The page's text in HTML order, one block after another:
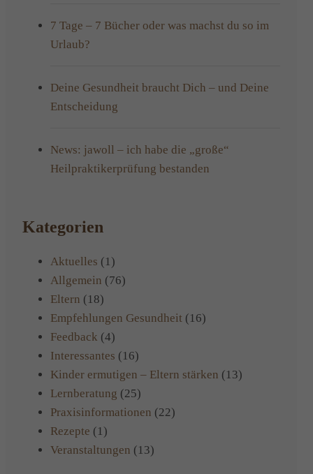
7 Tage – 7 Bücher oder was machst du so im
Urlaub?
Deine Gesundheit braucht Dich – und Deine
Entscheidung
News: jawoll – ich habe die „große“
Heilpraktikerprüfung bestanden
Kategorien
Aktuelles (1)
Allgemein (76)
Eltern (18)
Empfehlungen Gesundheit (16)
Feedback (4)
Interessantes (16)
Kinder ermutigen – Eltern stärken (13)
Lernberatung (25)
Praxisinformationen (22)
Rezepte (1)
Veranstaltungen (13)